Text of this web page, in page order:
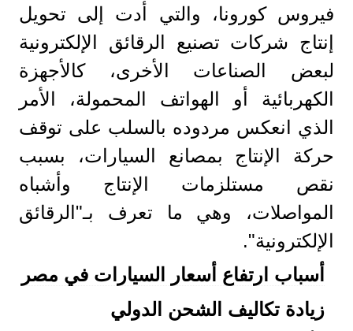
فيروس كورونا، والتي أدت إلى تحويل
إنتاج شركات تصنيع الرقائق الإلكترونية
لبعض الصناعات الأخرى، كالأجهزة
الكهربائية أو الهواتف المحمولة، الأمر
الذي انعكس مردوده بالسلب على توقف
حركة الإنتاج بمصانع السيارات، بسبب
نقص مستلزمات الإنتاج وأشباه
المواصلات، وهي ما تعرف بـ"الرقائق
الإلكترونية".
أسباب ارتفاع أسعار السيارات في مصر
زيادة تكاليف الشحن الدولي